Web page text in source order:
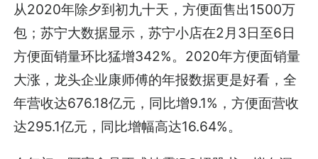
从2020年除夕到初九十天，方便面售出1500万
包；苏宁大数据显示，苏宁小店在2月3日至6日
方便面销量环比猛增342%。2020年方便面销量
大涨，龙头企业康师傅的年报数据更是好看，全
年营收达676.18亿元，同比增9.1%，方便面营收
达295.1亿元，同比增幅高达16.64%。